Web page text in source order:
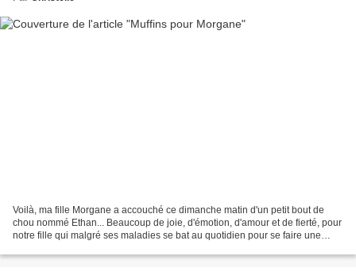
Voilà, ma fille Morgane a accouché ce dimanche matin d'un petit bout de
chou nommé Ethan... Beaucoup de joie, d'émotion, d'amour et de fierté, pour
notre fille qui malgré ses maladies se bat au quotidien pour se faire une